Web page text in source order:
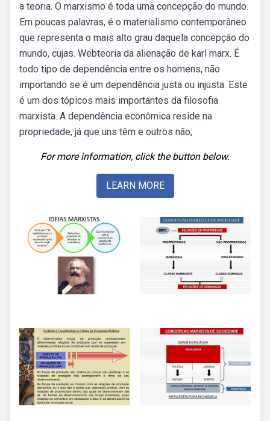
a teoria. O marxismo é toda uma concepção do mundo.
Em poucas palavras, é o materialismo contemporâneo
que representa o mais alto grau daquela concepção do
mundo, cujas. Webteoria da alienação de karl marx. É
todo tipo de dependência entre os homens, não
importando se é um dependência justa ou injusta. Este
é um dos tópicos mais importantes da filosofia
marxista. A dependência econômica reside na
propriedade, já que uns têm e outros não;
For more information, click the button below.
LEARN MORE